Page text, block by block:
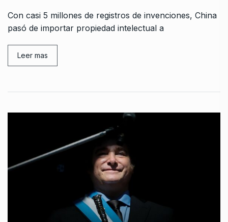
Con casi 5 millones de registros de invenciones, China
pasó de importar propiedad intelectual a
Leer mas